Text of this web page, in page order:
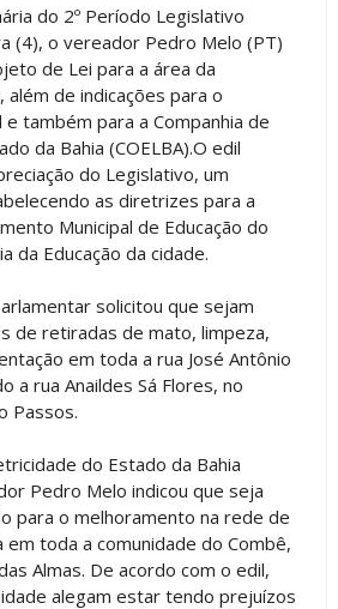
do 2º Período Legislativo
(4), o vereador Pedro Melo (PT)
de Lei para a área da
além de indicações para o
e também para a Companhia de
da Bahia (COELBA).O edil
do Legislativo, um
as diretrizes para a
Municipal de Educação do
da Educação da cidade.
solicitou que sejam
de retiradas de mato, limpeza,
em toda a rua José Antônio
a rua Anaildes Sá Flores, no
Passos.
do Estado da Bahia
Pedro Melo indicou que seja
para o melhoramento na rede de
toda a comunidade do Combê,
Almas. De acordo com o edil,
alegam estar tendo prejuízos